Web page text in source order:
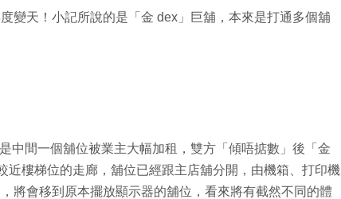
變天！小記所說的是「金 dex」巨舖，本來是打通多個舖
中間一個舖位被業主大幅加租，雙方「傾唔掂數」後「金
近樓梯位的走廊，舖位已經跟主店舖分開，由機箱、打印機
將會移到原本擺放顯示器的舖位，看來將有截然不同的體